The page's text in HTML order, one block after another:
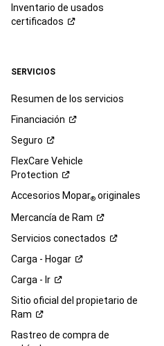
Inventario de usados
certificados
SERVICIOS
Resumen de los servicios
Financiación
Seguro
FlexCare Vehicle
Protection
Accesorios Mopar®originales
Mercancía de Ram
Servicios conectados
Carga - Hogar
Carga - Ir
Sitio oficial del propietario de
Ram
Rastreo de compra de